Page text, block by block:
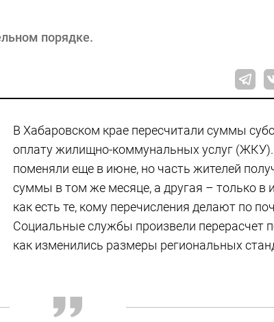
порядке.
В Хабаровском крае пересчитали суммы
оплату жилищно-коммунальных услуг
поменяли еще в июне, но часть жителей
суммы в том же месяце, а другая – только в
как есть те, кому перечисления делают по
Социальные службы произвели перерасчет
как изменились размеры региональных